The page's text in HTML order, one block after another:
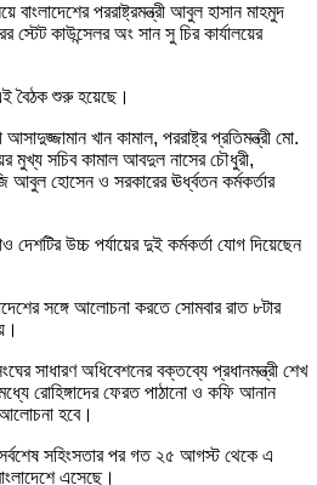
বাংলাদেশের পররাষ্ট্রমন্ত্রী আবুল হাসান মাহমুদ
স্টেট কাউন্সেলর অং সান সু চির কার্যালয়ের
বৈঠক শুরু হয়েছে।
আসাদুজ্জামান খান কামাল, পররাষ্ট্র প্রতিমন্ত্রী মো.
মুখ্য সচিব কামাল আবদুল নাসের চৌধুরী,
আবুল হোসেন ও সরকারের ঊর্ধ্বতন কর্মকর্তার
দেশটির উচ্চ পর্যায়ের দুই কর্মকর্তা যোগ দিয়েছেন
সঙ্গে আলোচনা করতে সোমবার রাত ৮টার
সাধারণ অধিবেশনের বক্তব্যে প্রধানমন্ত্রী শেখ
রোহিঙ্গাদের ফেরত পাঠানো ও কফি আনান
আলোচনা হবে।
সর্বশেষ সহিংসতার পর গত ২৫ আগস্ট থেকে এ
এসেছে।